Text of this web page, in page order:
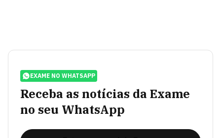
EXAME NO WHATSAPP
Receba as notícias da Exame
no seu WhatsApp